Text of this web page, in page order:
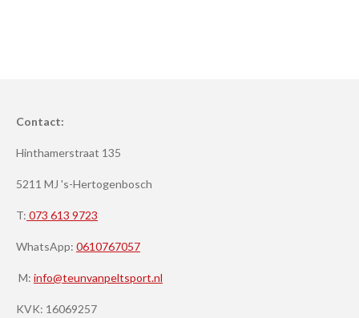
Contact:
Hinthamerstraat 135
5211 MJ 's-Hertogenbosch
T: 073 613 9723
WhatsApp: 0610767057
M: info@teunvanpeltsport.nl
KVK: 16069257